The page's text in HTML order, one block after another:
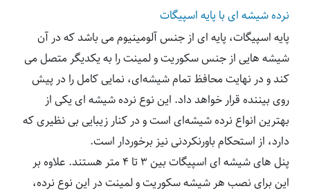
نرده شیشه ای با پایه اسپیگات
پایه اسپیگات، پایه ای از جنس آلومینیوم می باشد که در آن
شیشه هایی از جنس سکوریت و لمینت را به یکدیگر متصل می
کند و در نهایت محافظ تمام شیشه‌ای، نمایی کامل را در پیش
روی بیننده قرار خواهد داد. این نوع نرده شیشه ای یکی از
بهترین انواع نرده شیشه‌ای است و در کنار زیبایی بی نظیری که
دارد، از استحکام باورنکردنی نیز برخوردار است.
پنل های شیشه ای اسپیگات بین ۳ تا ۴ متر هستند. علاوه بر
این برای نصب هر شیشه سکوریت و لمینت در این نوع نرده،